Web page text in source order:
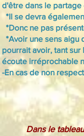
d'être dans le
*Il se devra
*Donc ne pas
*Avoir une sens aigu
pourrait avoir, tant
écoute irréprochable
-En cas de non
Dans le tableau